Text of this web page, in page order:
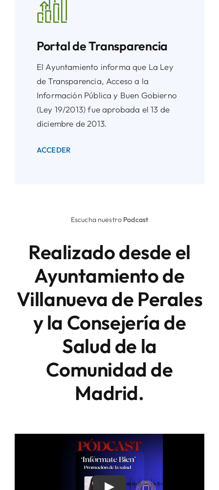
Portal de Transparencia
El Ayuntamiento informa que La Ley
de Transparencia, Acceso a la
Información Pública y Buen Gobierno
(Ley 19/2013) fue aprobada el 13 de
diciembre de 2013.
ACCEDER
Escucha nuestro Podcast
Realizado desde el
Ayuntamiento de
Villanueva de Perales
y la Consejería de
Salud de la
Comunidad de
Madrid.